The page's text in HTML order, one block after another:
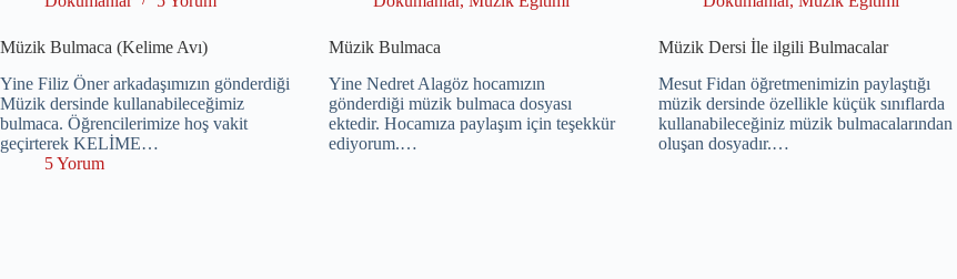
Müzik Bulmaca (Kelime Avı)
Yine Filiz Öner arkadaşımızın gönderdiği
Müzik dersinde kullanabileceğimiz
bulmaca. Öğrencilerimize hoş vakit
geçirterek KELİME…
5 Yorum
Müzik Bulmaca
Yine Nedret Alagöz hocamızın
gönderdiği müzik bulmaca dosyası
ektedir. Hocamıza paylaşım için teşekkür
ediyorum.…
Müzik Dersi İle ilgili Bulmacalar
Mesut Fidan öğretmenimizin paylaştığı
müzik dersinde özellikle küçük sınıflarda
kullanabileceğiniz müzik bulmacalarından
oluşan dosyadır.…